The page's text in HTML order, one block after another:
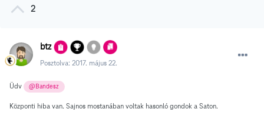
2
btz
Posztolva: 2017. május 22.
Üdv @Bandesz
Központi hiba van. Sajnos mostanában voltak hasonló gondok a Saton.